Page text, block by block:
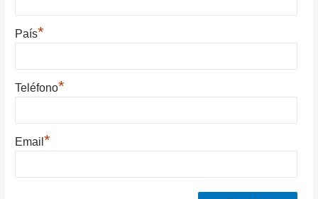
País*
Teléfono*
Email*